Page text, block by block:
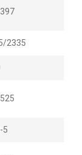
en el piso.
de tomar
y
que el
en
ofrecer la
2335
5